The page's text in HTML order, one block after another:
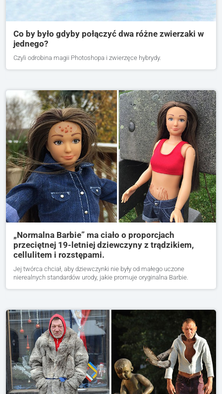
Co by było gdyby połączyć dwa różne zwierzaki w
jednego?
Czyli odrobina magii Photoshopa i zwierzęce hybrydy.
„Normalna Barbie” ma ciało o proporcjach
przeciętnej 19-letniej dziewczyny z trądzikiem,
cellulitem i rozstępami.
Jej twórca chciał, aby dziewczynki nie były od małego uczone
nierealnych standardów urody, jakie promuje oryginalna Barbie.